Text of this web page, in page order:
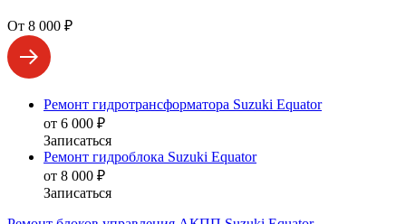
От 8 000 ₽
Ремонт гидротрансформатора Suzuki Equator
от 6 000 ₽
Записаться
Ремонт гидроблока Suzuki Equator
от 8 000 ₽
Записаться